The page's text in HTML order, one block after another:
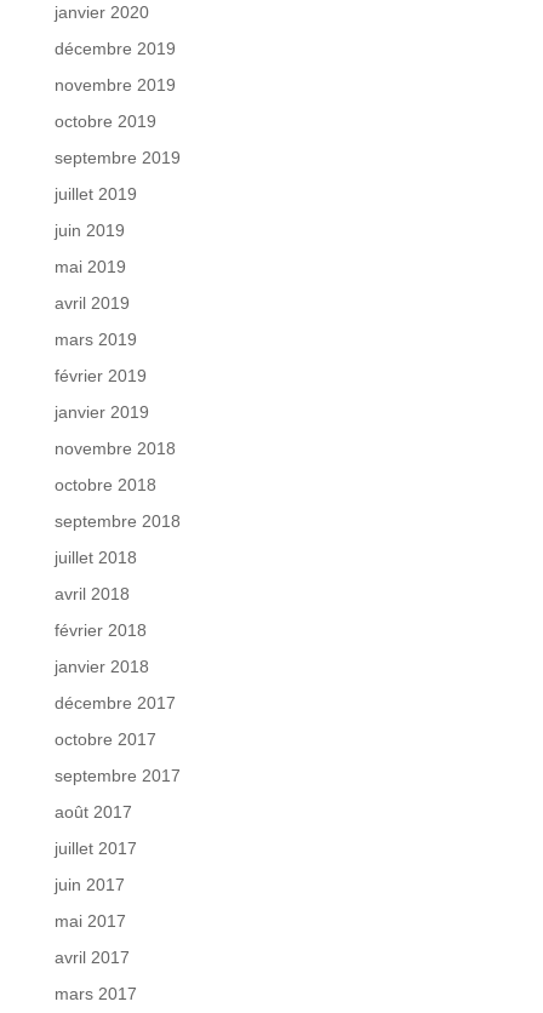
janvier 2020
décembre 2019
novembre 2019
octobre 2019
septembre 2019
juillet 2019
juin 2019
mai 2019
avril 2019
mars 2019
février 2019
janvier 2019
novembre 2018
octobre 2018
septembre 2018
juillet 2018
avril 2018
février 2018
janvier 2018
décembre 2017
octobre 2017
septembre 2017
août 2017
juillet 2017
juin 2017
mai 2017
avril 2017
mars 2017